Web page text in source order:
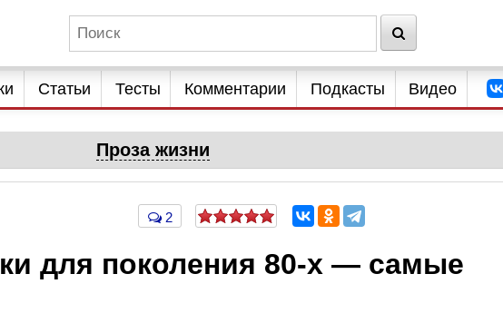
Статьи Тесты Комментарии Подкасты Видео
Проза жизни
2
для поколения 80-х — самые